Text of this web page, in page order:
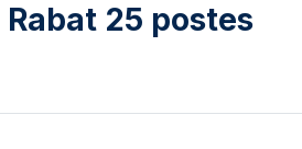
25 postes